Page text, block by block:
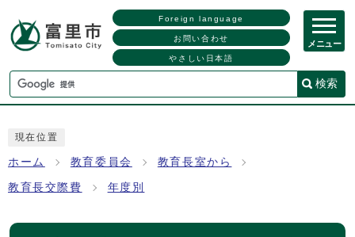
Foreign language
お問い合わせ
やさしい日本語
検索
メニュー
現在位置
ホーム 教育委員会 教育長室から
教育長交際費 年度別